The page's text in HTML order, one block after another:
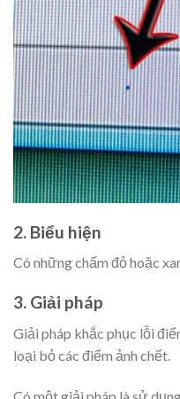
2. Biểu hiện
Có những chấm đỏ hoặc
3. Giải pháp
Giải pháp khắc phục lỗi
loại bỏ các điểm ảnh chết.
Có một giải pháp là sử